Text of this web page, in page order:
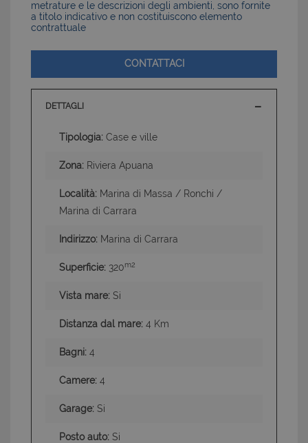
metrature e le descrizioni degli ambienti, sono fornite
a titolo indicativo e non costituiscono elemento
contrattuale
CONTATTACI
DETTAGLI
Tipologia: Case e ville
Zona: Riviera Apuana
Località: Marina di Massa / Ronchi /
Marina di Carrara
Indirizzo: Marina di Carrara
Superficie: 320m2
Vista mare: Si
Distanza dal mare: 4 Km
Bagni: 4
Camere: 4
Garage: Si
Posto auto: Si